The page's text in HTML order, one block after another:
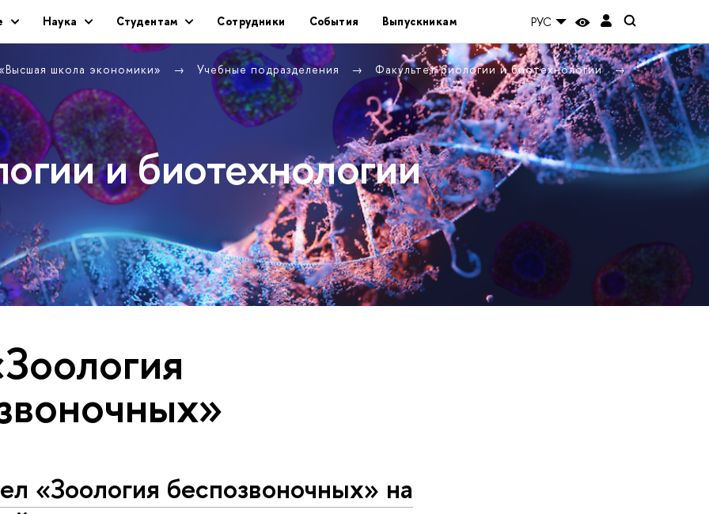
Наука Студентам Сотрудники События Выпускникам РУС
школа экономики» Учебные подразделения Факультет биологии и биотехнологии
и биотехнологии
«Зоология беспозвоночных» на